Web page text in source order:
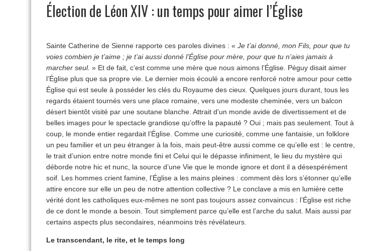
Élection de Léon XIV : un temps pour aimer l’Église
Sainte Catherine de Sienne rapporte ces paroles divines : « Je t’ai donné, mon Fils, pour que tu
voies combien je t’aime ; je t’ai aussi donné l’Église pour mère, pour que tu n’aies jamais à
marcher seul. » Et de fait, c’est comme une mère que nous aimons l’Église. Péguy disait aimer
l’Église plus que sa propre vie. Le dernier mois écoulé a encore renforcé notre amour pour cette
Église qui est seule à posséder les clés du Royaume des cieux. Quelques jours durant, tous les
regards étaient tournés vers une place romaine, vers une modeste cheminée, vers un balcon
désert bientôt visité par une soutane blanche. Attrait d’un monde avide de divertissement et de
belles images pour le spectacle grandiose qu’offre la papauté ? Oui ; mais pas seulement. Tout à
coup, le monde entier regardait l’Église. Comme une curiosité, comme une fantaisie, un folklore
un peu familier et un peu étranger à la fois, mais peut-être aussi comme ce qu’elle est : le centre,
le trait d’union entre notre monde fini et Celui qui le dépasse infiniment, le lieu du mystère qui
déborde notre hic et nunc, la source d’une Vie que le monde ignore et dont il a désespérément
soif. Les hommes crient famine, l’Église a les mains pleines : comment dès lors s’étonner qu’elle
attire encore sur elle un peu de notre attention collective ? Le conclave a mis en lumière cette
vérité dont les catholiques eux-mêmes ne sont pas toujours assez convaincus : l’Église est riche
de ce dont le monde a besoin. Tout simplement parce qu’elle est l’arche du salut. Mais aussi par
certains aspects plus secondaires, néanmoins très révélateurs.
Le transcendant, le rite, et le temps long